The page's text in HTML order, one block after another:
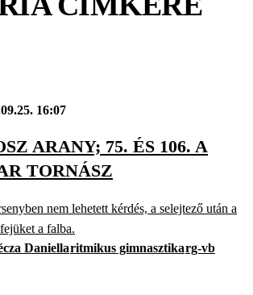
16:07
ARANY; 75. ÉS 106. A
TORNÁSZ
nem lehetett kérdés, a selejtező után a
a falba.
Daniellaritmikus gimnasztikarg-vb